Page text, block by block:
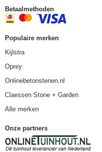
Betaalmethoden
Populaire merken
Kijlstra
Oprey
Onlinebetonstenen.nl
Claessen Stone + Garden
Alle merken
Onze partners